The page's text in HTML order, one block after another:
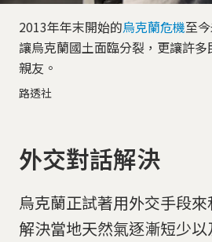
2013年年末開始的烏克蘭危機至
讓烏克蘭國土面臨分裂，更讓許
親友。
路透社
外交對話解決
烏克蘭正試著用外交手段來
解決當地天然氣逐漸短少